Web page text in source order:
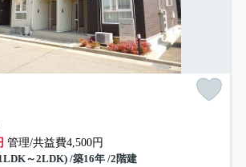
管理/共益費4,500円
～2LDK) /築16年 /2階建